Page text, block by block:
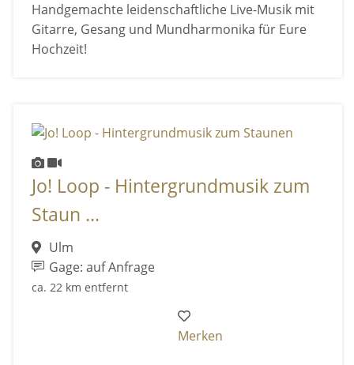
Handgemachte leidenschaftliche Live-Musik mit
Gitarre, Gesang und Mundharmonika für Eure
Hochzeit!
Jo! Loop - Hintergrundmusik zum
Staun ...
Ulm
Gage: auf Anfrage
ca. 22 km entfernt
Merken